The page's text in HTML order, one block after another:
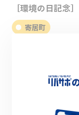
［環境の日記念
寄居町